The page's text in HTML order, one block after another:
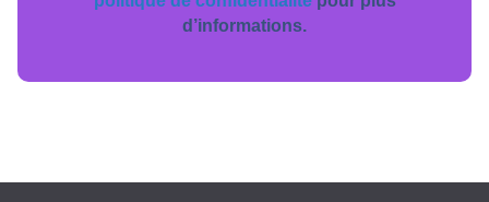
d’informations.